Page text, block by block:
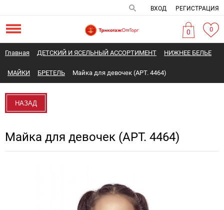
ВХОД РЕГИСТРАЦИЯ
0 0
Главная ДЕТСКИЙ И ЯСЕЛЬНЫЙ АССОРТИМЕНТ НИЖНЕЕ БЕЛЬЕ
МАЙКИ БРЕТЕЛЬ Майка для девочек (АРТ. 4464)
НАЗАД
Майка для девочек (АРТ. 4464)